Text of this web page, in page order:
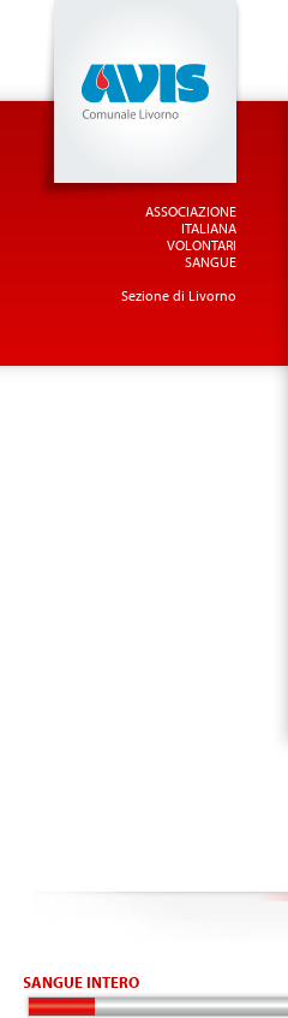
ASSOCIAZIONE
ITALIANA
VOLONTARI
SANGUE
Sezione di Livorno
SANGUE INTERO